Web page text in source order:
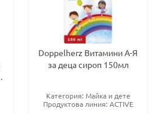
Doppelherz Витамини А-Я
за деца сироп 150мл
Категория: Майка и дете
Продуктова линия: ACTIVE